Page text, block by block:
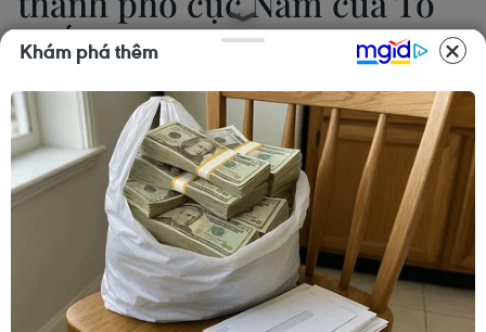
quốc
Huỳnh Anh
11/02/2021 14:20
Do tình hình dịch COVID-19 diễn biến phức tạp, tỉnh
Cà Mau chủ trương không tổ chức bắn pháo hoa
và các chương trình nghệ thuật chào đón năm mới
nên lượng người du Xuân có phần hạn chế hơn
mọi năm.
Khám phá thêm